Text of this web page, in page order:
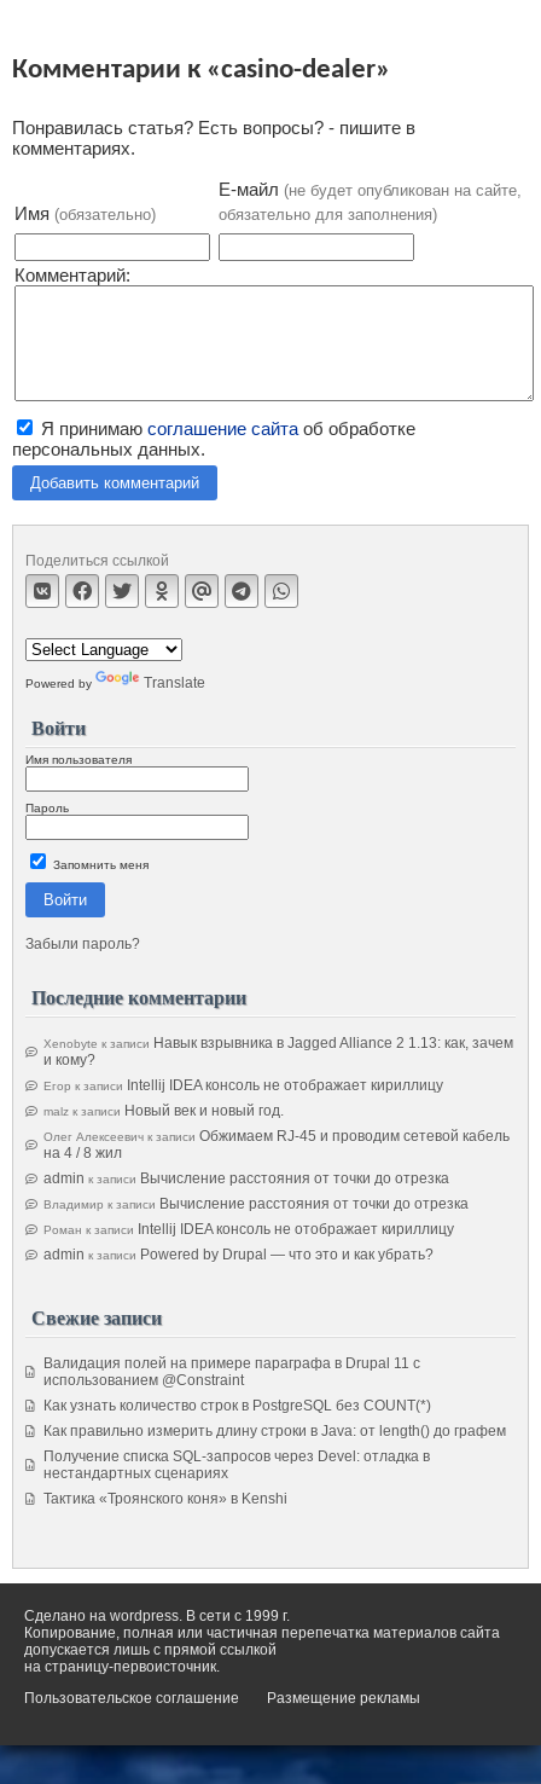
Комментарии к «casino-dealer»
Понравилась статья? Есть вопросы? - пишите в
комментариях.
Имя (обязательно)
Е-майл (не будет опубликован на сайте,
обязательно для заполнения)
Комментарий:
Я принимаю соглашение сайта об обработке
персональных данных.
Добавить комментарий
Поделиться ссылкой
Powered by Translate
Войти
Имя пользователя
Пароль
Запомнить меня
Войти
Забыли пароль?
Последние комментарии
Xenobyte к записи Навык взрывника в Jagged Alliance 2 1.13: как, зачем
и кому?
Егор к записи Intellij IDEA консоль не отображает кириллицу
malz к записи Новый век и новый год.
Олег Алексеевич к записи Обжимаем RJ-45 и проводим сетевой кабель
на 4 / 8 жил
admin к записи Вычисление расстояния от точки до отрезка
Владимир к записи Вычисление расстояния от точки до отрезка
Роман к записи Intellij IDEA консоль не отображает кириллицу
admin к записи Powered by Drupal — что это и как убрать?
Свежие записи
Валидация полей на примере параграфа в Drupal 11 с
использованием @Constraint
Как узнать количество строк в PostgreSQL без COUNT(*)
Как правильно измерить длину строки в Java: от length() до графем
Получение списка SQL-запросов через Devel: отладка в
нестандартных сценариях
Тактика «Троянского коня» в Kenshi
Сделано на wordpress. В сети с 1999 г.
Копирование, полная или частичная перепечатка материалов сайта
допускается лишь с прямой ссылкой
на страницу-первоисточник.
Пользовательское соглашение
Размещение рекламы